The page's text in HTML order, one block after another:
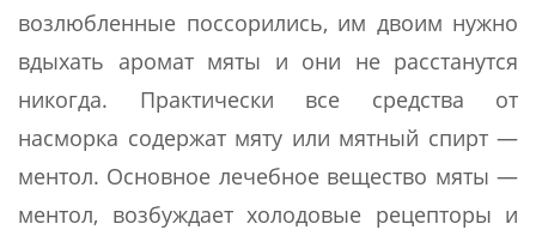
возлюбленные поссорились, им двоим нужно
вдыхать аромат мяты и они не расстанутся
никогда. Практически все средства от
насморка содержат мяту или мятный спирт —
ментол. Основное лечебное вещество мяты —
ментол, возбуждает холодовые рецепторы и